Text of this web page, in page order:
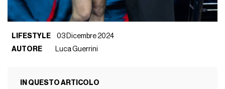
LIFESTYLE
03 Dicembre 2024
AUTORE
Luca Guerrini
IN QUESTO ARTICOLO